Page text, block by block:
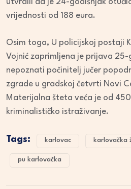
vrijednosti od 188 eura.
Osim toga, U policijskoj postaji
Vojnić zaprimljena je prijava
nepoznati počinitelj jučer
zgrade u gradskoj četvrti Novi
Materijalna šteta veća je od
kriminalističko istraživanje.
Tags: karlovac karlovačka
pu karlovačka